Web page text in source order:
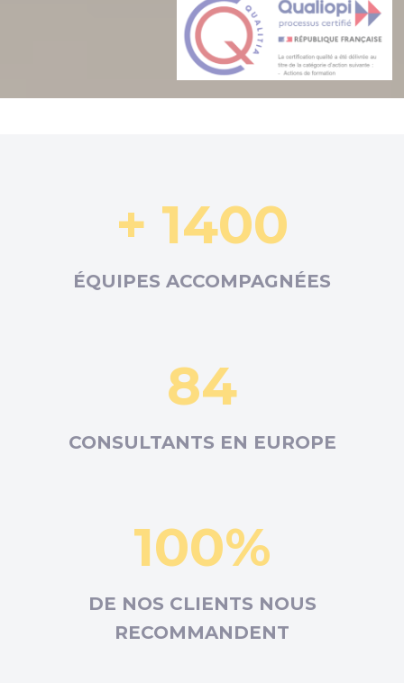
+ 1400
ÉQUIPES ACCOMPAGNÉES
84
CONSULTANTS EN EUROPE
100%
DE NOS CLIENTS NOUS
RECOMMANDENT